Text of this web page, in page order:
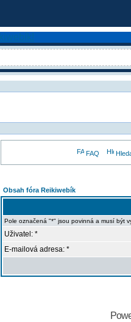
FAQ
Obsah fóra Reikiwebík
Pole označená "*" jsou povinná a musí být
Uživatel: *
E-mailová adresa: *